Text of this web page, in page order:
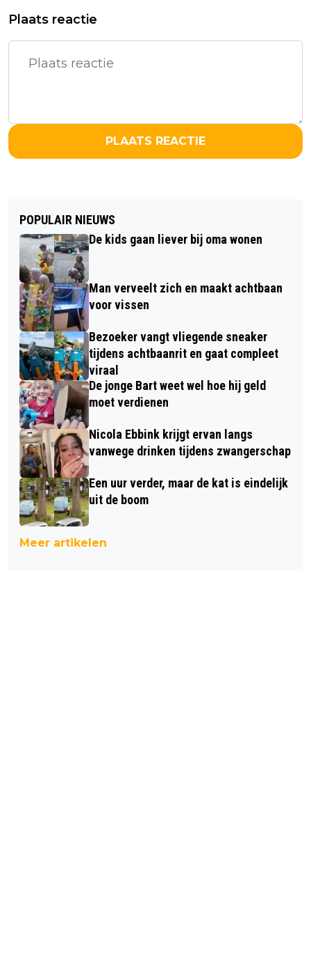
Plaats reactie
PLAATS REACTIE
POPULAIR NIEUWS
De kids gaan liever bij oma wonen
Man verveelt zich en maakt achtbaan
voor vissen
Bezoeker vangt vliegende sneaker
tijdens achtbaanrit en gaat compleet
viraal
De jonge Bart weet wel hoe hij geld
moet verdienen
Nicola Ebbink krijgt ervan langs
vanwege drinken tijdens zwangerschap
Een uur verder, maar de kat is eindelijk
uit de boom
Meer artikelen